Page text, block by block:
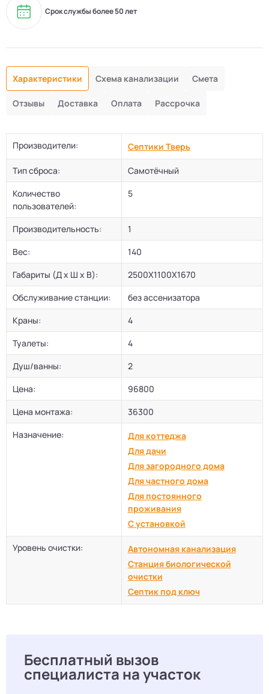
Срок службы более 50 лет
Характеристики Схема канализации Смета
Отзывы Доставка Оплата Рассрочка
Производители: Септики Тверь
Тип сброса:
Самотёчный
Количество
пользователей:
5
Производительность:
1
Вес:
140
Габариты (Д х Ш х В):
2500Х1100Х1670
Обслуживание станции:
без ассенизатора
Краны:
4
Туалеты:
4
Душ/ванны:
2
Цена:
96800
Цена монтажа:
36300
Назначение:
Для коттеджа
Для дачи
Для загородного дома
Для частного дома
Для постоянного
проживания
С установкой
Уровень очистки:
Автономная канализация
Станция биологической
очистки
Септик под ключ
Бесплатный вызов
специалиста на участок